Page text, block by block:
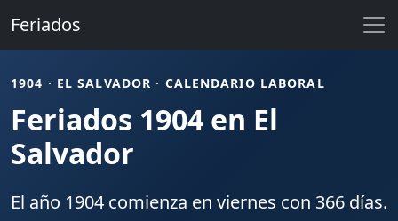
Feriados
1904 · EL SALVADOR · CALENDARIO LABORAL
Feriados 1904 en El
Salvador
El año 1904 comienza en viernes con 366 días.